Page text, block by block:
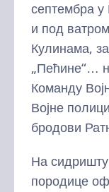
септембра
и под
Кулинама,
„Пећине“…
Команду
Војне
бродови
На
породице